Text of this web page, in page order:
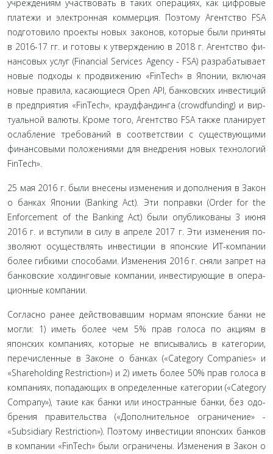
учреждениям участвовать в таких операциях, как цифровые
платежи и электронная коммерция. Поэтому Агентство FSA
подготовило проекты новых законов, которые были приняты
в 2016-17 гг. и готовы к утверждению в 2018 г. Агентство фи­
нансовых услуг (Financial Services Agency - FSA) разрабатывает
новые подходы к продвижению «FinTech» в Японии, включая
новые правила, касающиеся Open API, банковских инвестиций
в предприятия «FinTech», краудфандинга (crowdfunding) и вир­
туальной валюты. Кроме того, Агентство FSA также планиру­ет
ослабление требований в соответствии с существующими
финансовыми положениями для внедрения новых технологий
FinTech».
25 мая 2016 г. были внесены изменения и дополнения в Закон
о банках Японии (Banking Act). Эти поправки (Order for the
Enforcement of the Banking Act) были опубликованы 3 июня
2016 г. и вступили в силу в апреле 2017 г. Эти изменения по­
зволяют осуществлять инвестиции в японские ИТ-компании
более гибкими способами. Изменения 2016 г. сняли запрет на
банковские холдинговые компании, инвестирующие в опера­
ционные компании.
Согласно ранее действовавшим нормам японские бан­ки не
могли: 1) иметь более чем 5% прав голоса по акциям в
японских компаниях, которые не вписывались в категории,
перечисленные в Законе о банках («Category Companies» и
«Shareholding Restriction») и 2) иметь более 50% прав голоса в
компаниях, попадающих в определенные категории («Category
Company»), такие как банки или иностранные банки, без одо­
брения правительства («Дополнительное ограничение» -
«Subsidiary Restriction»). Поэтому инвестиции японских банков
в компании «FinTech» были ограничены. Изменения в Закон о